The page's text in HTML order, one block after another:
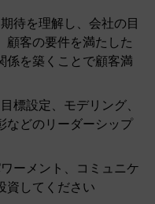
待を理解し、会社の目
顧客の要件を満たした
係を築くことで顧客満
標設定、モデリング、
などのリーダーシップ
ーメント、コミュニケ
資してください